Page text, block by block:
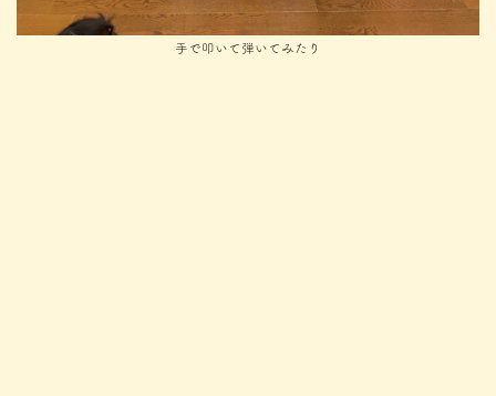
手で叩いて弾いてみたり